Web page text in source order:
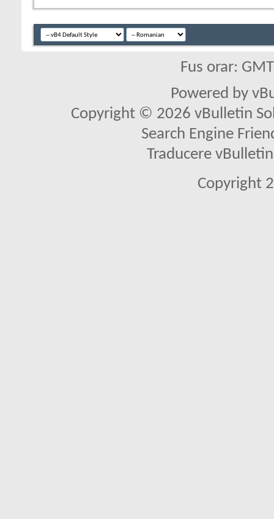
Fus orar:
Powered by
Copyright © 2026 vBulletin
Search Engine
Traducere
Copyright